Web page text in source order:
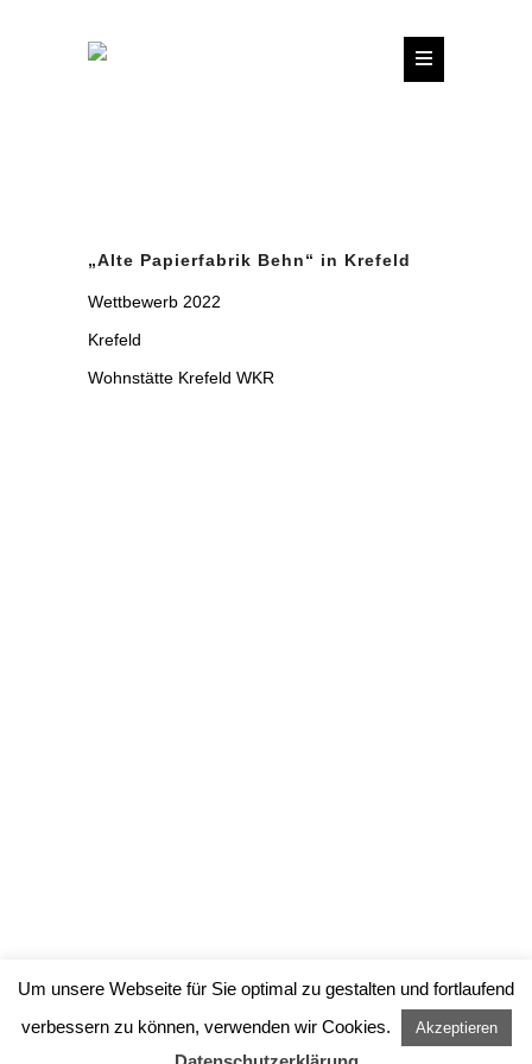
„Alte Papierfabrik Behn“ in Krefeld
Wettbewerb 2022
Krefeld
Wohnstätte Krefeld WKR
Um unsere Webseite für Sie optimal zu gestalten und fortlaufend
verbessern zu können, verwenden wir Cookies.
Akzeptieren